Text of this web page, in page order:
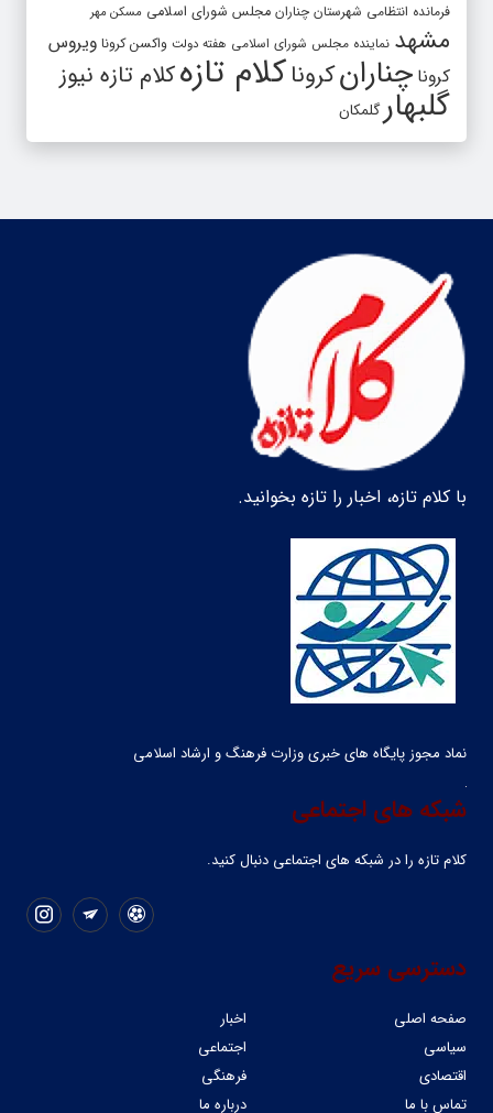
فرمانده انتظامی شهرستان چناران مجلس شورای اسلامی مسکن مهر
مشهد نماینده مجلس شورای اسلامی هفته دولت واکسن کرونا ویروس
کرونا چنارانکروناکلام تازهکلام تازه نیوز
گلبهارگلمکان
با کلام تازه، اخبار را تازه بخوانید.
نماد مجوز پایگاه های خبری وزارت فرهنگ و ارشاد اسلامی
شبکه های اجتماعی
کلام تازه را در شبکه ‌های اجتماعی دنبال کنید.
دسترسی سریع
صفحه اصلی
اخبار
سیاسی
اجتماعی
اقتصادی
فرهنگی
تماس با ما
درباره ما